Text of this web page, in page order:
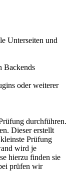
Unterseiten und
Backends
oder weiterer
durchführen.
Dieser erstellt
Prüfung
wird je
hierzu finden sie
prüfen wir